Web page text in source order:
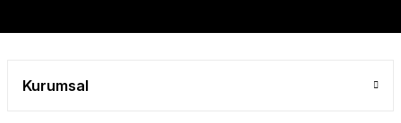
Kurumsal